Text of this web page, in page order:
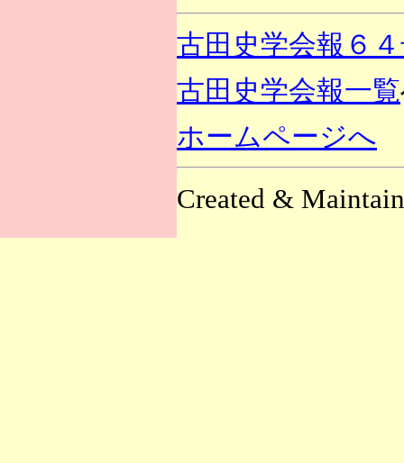
古田史学会報６
古田史学会報一覧
ホームページへ
Created &